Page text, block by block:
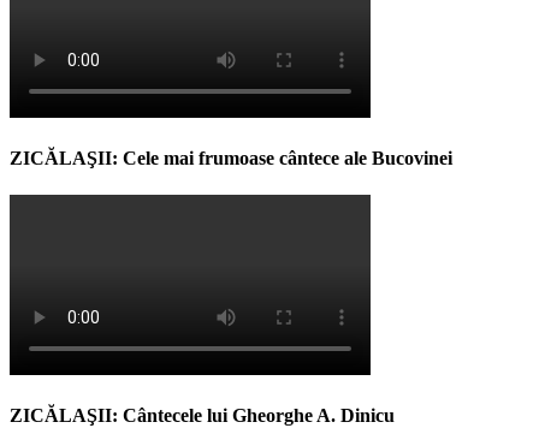
ZICĂLAŞII: Cele mai frumoase cântece ale Bucovinei
ZICĂLAŞII: Cântecele lui Gheorghe A. Dinicu